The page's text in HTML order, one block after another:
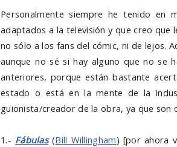
Personalmente siempre he tenido en
adaptados a la televisión y que creo que
no sólo a los fans del cómic, ni de lejos.
aunque no sé si hay alguno que no se
anteriores, porque están bastante
estado o está en la mente de la
guionista/creador de la obra, ya que son
1.- Fábulas(Bill Willingham) [por ahora